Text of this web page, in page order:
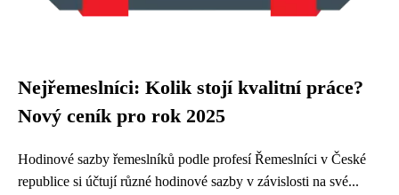
Nejřemeslníci: Kolik stojí kvalitní práce?
Nový ceník pro rok 2025
Hodinové sazby řemeslníků podle profesí Řemeslníci v České
republice si účtují různé hodinové sazby v závislosti na své...